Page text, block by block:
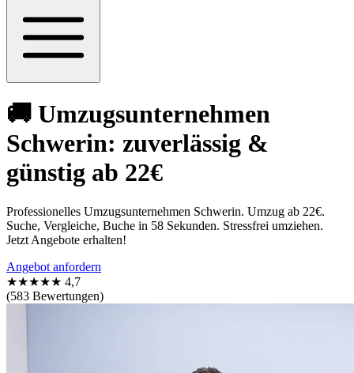
🚚 Umzugsunternehmen
Schwerin: zuverlässig &
günstig ab 22€
Professionelles Umzugsunternehmen Schwerin. Umzug ab 22€.
Suche, Vergleiche, Buche in 58 Sekunden. Stressfrei umziehen.
Jetzt Angebote erhalten!
Angebot anfordern
★★★★★ 4,7
(583 Bewertungen)